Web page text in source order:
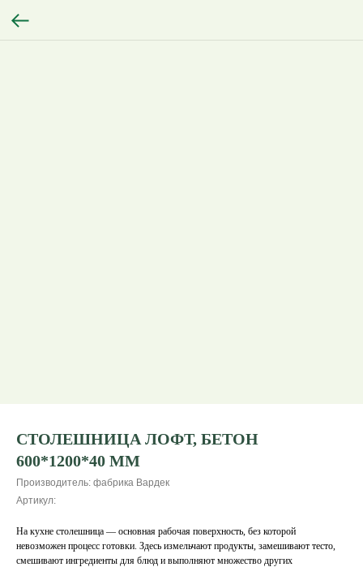
СТОЛЕШНИЦА ЛОФТ, БЕТОН
600*1200*40 ММ
Производитель: фабрика Вардек
Артикул:
На кухне столешница — основная рабочая поверхность, без которой
невозможен процесс готовки. Здесь измельчают продукты, замешивают тесто,
смешивают ингредиенты для блюд и выполняют множество других